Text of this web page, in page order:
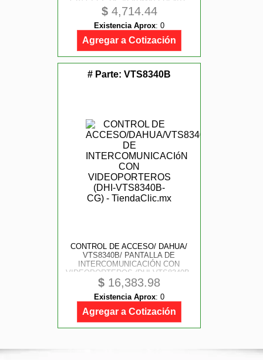
DE CALLE IP65/ APERTURA
REMOTA/ SOPORTA APERTURA
REMOTA Y CON TARJETAS
MIFARE IC CARD
$4,714.44
Existencia Aprox: 0
Agregar a Cotización
# Parte: VTS8340B
CONTROL DE ACCESO/ DAHUA/
VTS8340B/ PANTALLA DE
INTERCOMUNICACIÓN CON
VIDEOPORTEROS (DHI-VTS8340B-
CG)
$ 16,383.98
Existencia Aprox: 0
Agregar a Cotización